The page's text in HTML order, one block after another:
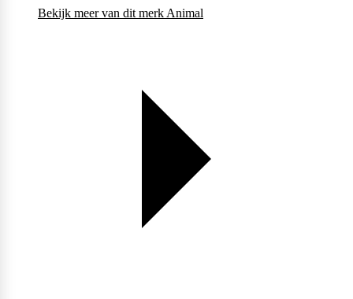
Bekijk meer van dit merk Animal